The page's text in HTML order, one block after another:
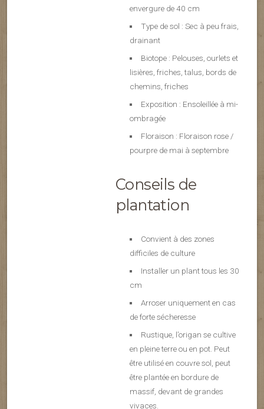
envergure de 40 cm
Type de sol : Sec à peu frais,
drainant
Biotope : Pelouses, ourlets et
lisières, friches, talus, bords de
chemins, friches
Exposition : Ensoleillée à mi-
ombragée
Floraison : Floraison rose /
pourpre de mai à septembre
Conseils de
plantation
Convient à des zones
difficiles de culture
Installer un plant tous les 30
cm
Arroser uniquement en cas
de forte sécheresse
Rustique, l’origan se cultive
en pleine terre ou en pot. Peut
être utilisé en couvre sol, peut
être plantée en bordure de
massif, devant de grandes
vivaces.